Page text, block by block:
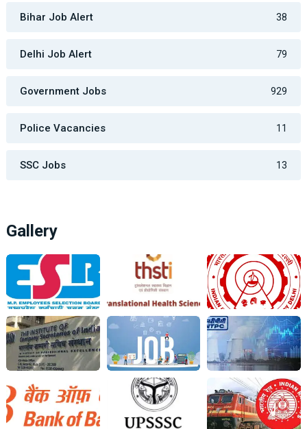
Bihar Job Alert 38
Delhi Job Alert 79
Government Jobs 929
Police Vacancies 11
SSC Jobs 13
Gallery